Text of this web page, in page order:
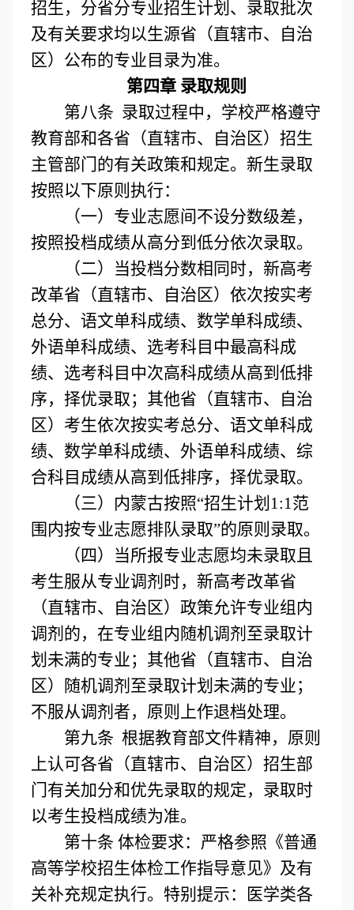
招生， 分省分专业招生计划、录取批次
及有关要求均以生源省 （直辖市、自治
区） 公布的专业目录为准。
第四章 录取规则
第八条 录取过程中，学校严格遵守
教育部和各省（直辖市、自治区）招生
主管部门的有关政策和规定。新生录取
按照以下原则执行：
（一） 专业志愿间不设分数级差，
按照投档成绩从高分到低分依次录取。
（二）
当投档分数相同时，新高考
改革省（直辖市、自治区）依次按实考
总分、语文单科成绩、数学单科成绩、
外语单科成绩、选考科目中最高科成
绩、选考科目中次高科成绩从高到低排
序，择优录取；其他省（直辖市、自治
区）考生依次按实考总分、语文单科成
绩、数学单科成绩、外语单科成绩、综
合科目成绩从高到低排序，择优录取。
（三）
内蒙古按照“招生计划1:1范
围内按专业志愿排队录取”的原则录取。
（四）当所报专业志愿均未录取且
考生服从专业调剂时，新高考改革省
（直辖市、自治区）政策允许专业组内
调剂的，在专业组内随机调剂至录取计
划未满的专业；其他省（直辖市、自治
区）随机调剂至录取计划未满的专业；
不服从调剂者，原则上作退档处理。
第九条 根据教育部文件精神，原则
上认可各省（直辖市、自治区）招生部
门有关加分和优先录取的规定，录取时
以考生投档成绩为准。
第十条 体检要求：严格参照《普通
高等学校招生体检工作指导意见》及有
关补充规定执行。特别提示：医学类各